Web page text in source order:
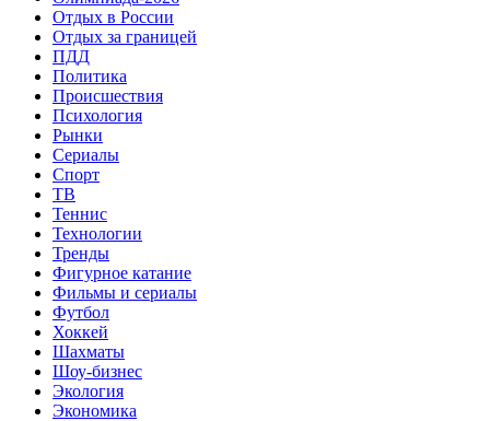
Отдых в России
Отдых за границей
ПДД
Политика
Происшествия
Психология
Рынки
Сериалы
Спорт
ТВ
Теннис
Технологии
Тренды
Фигурное катание
Фильмы и сериалы
Футбол
Хоккей
Шахматы
Шоу-бизнес
Экология
Экономика